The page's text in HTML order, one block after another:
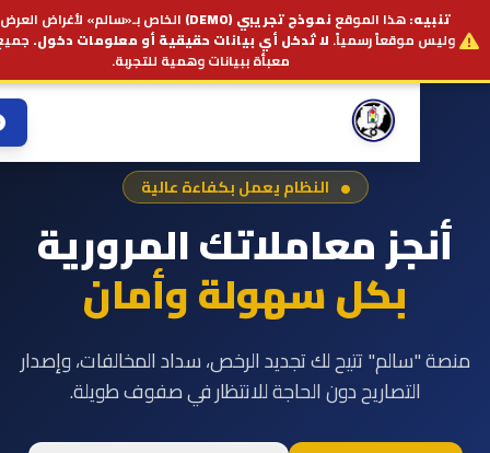
هذا الموقعنموذج تجريبي (DEMO)
الخاص بـ«سالم» لأغراض العرض فقط —
رسمياً.لا تُدخل أي بيانات حقيقية أو معلومات دخول.جميع الحقول
معبأة ببيانات وهمية للتجربة.
حساب
النظام يعمل بكفاءة عالية
معاملاتك المرورية
بكل سهولة وأمان
تتيح لك تجديد الرخص، سداد المخالفات، وإصدار
التصاريح دون الحاجة للانتظار في صفوف طويلة.